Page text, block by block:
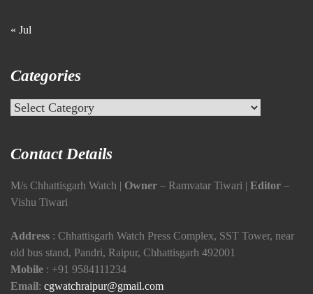
« Jul
Categories
Categories
Contact Details
M/s Chhattisgarh Watch | Owner – Ramvatar Tiwari | Editor –
Vishu Tiwari
Address : Chhattisgarh Watch Press Complex, SST Tower, near
old bus stand, Pandri, Raipur, Chhattisgarh 492001
Mobile : +91 9584111234
Email: cgwatchraipur@gmail.com